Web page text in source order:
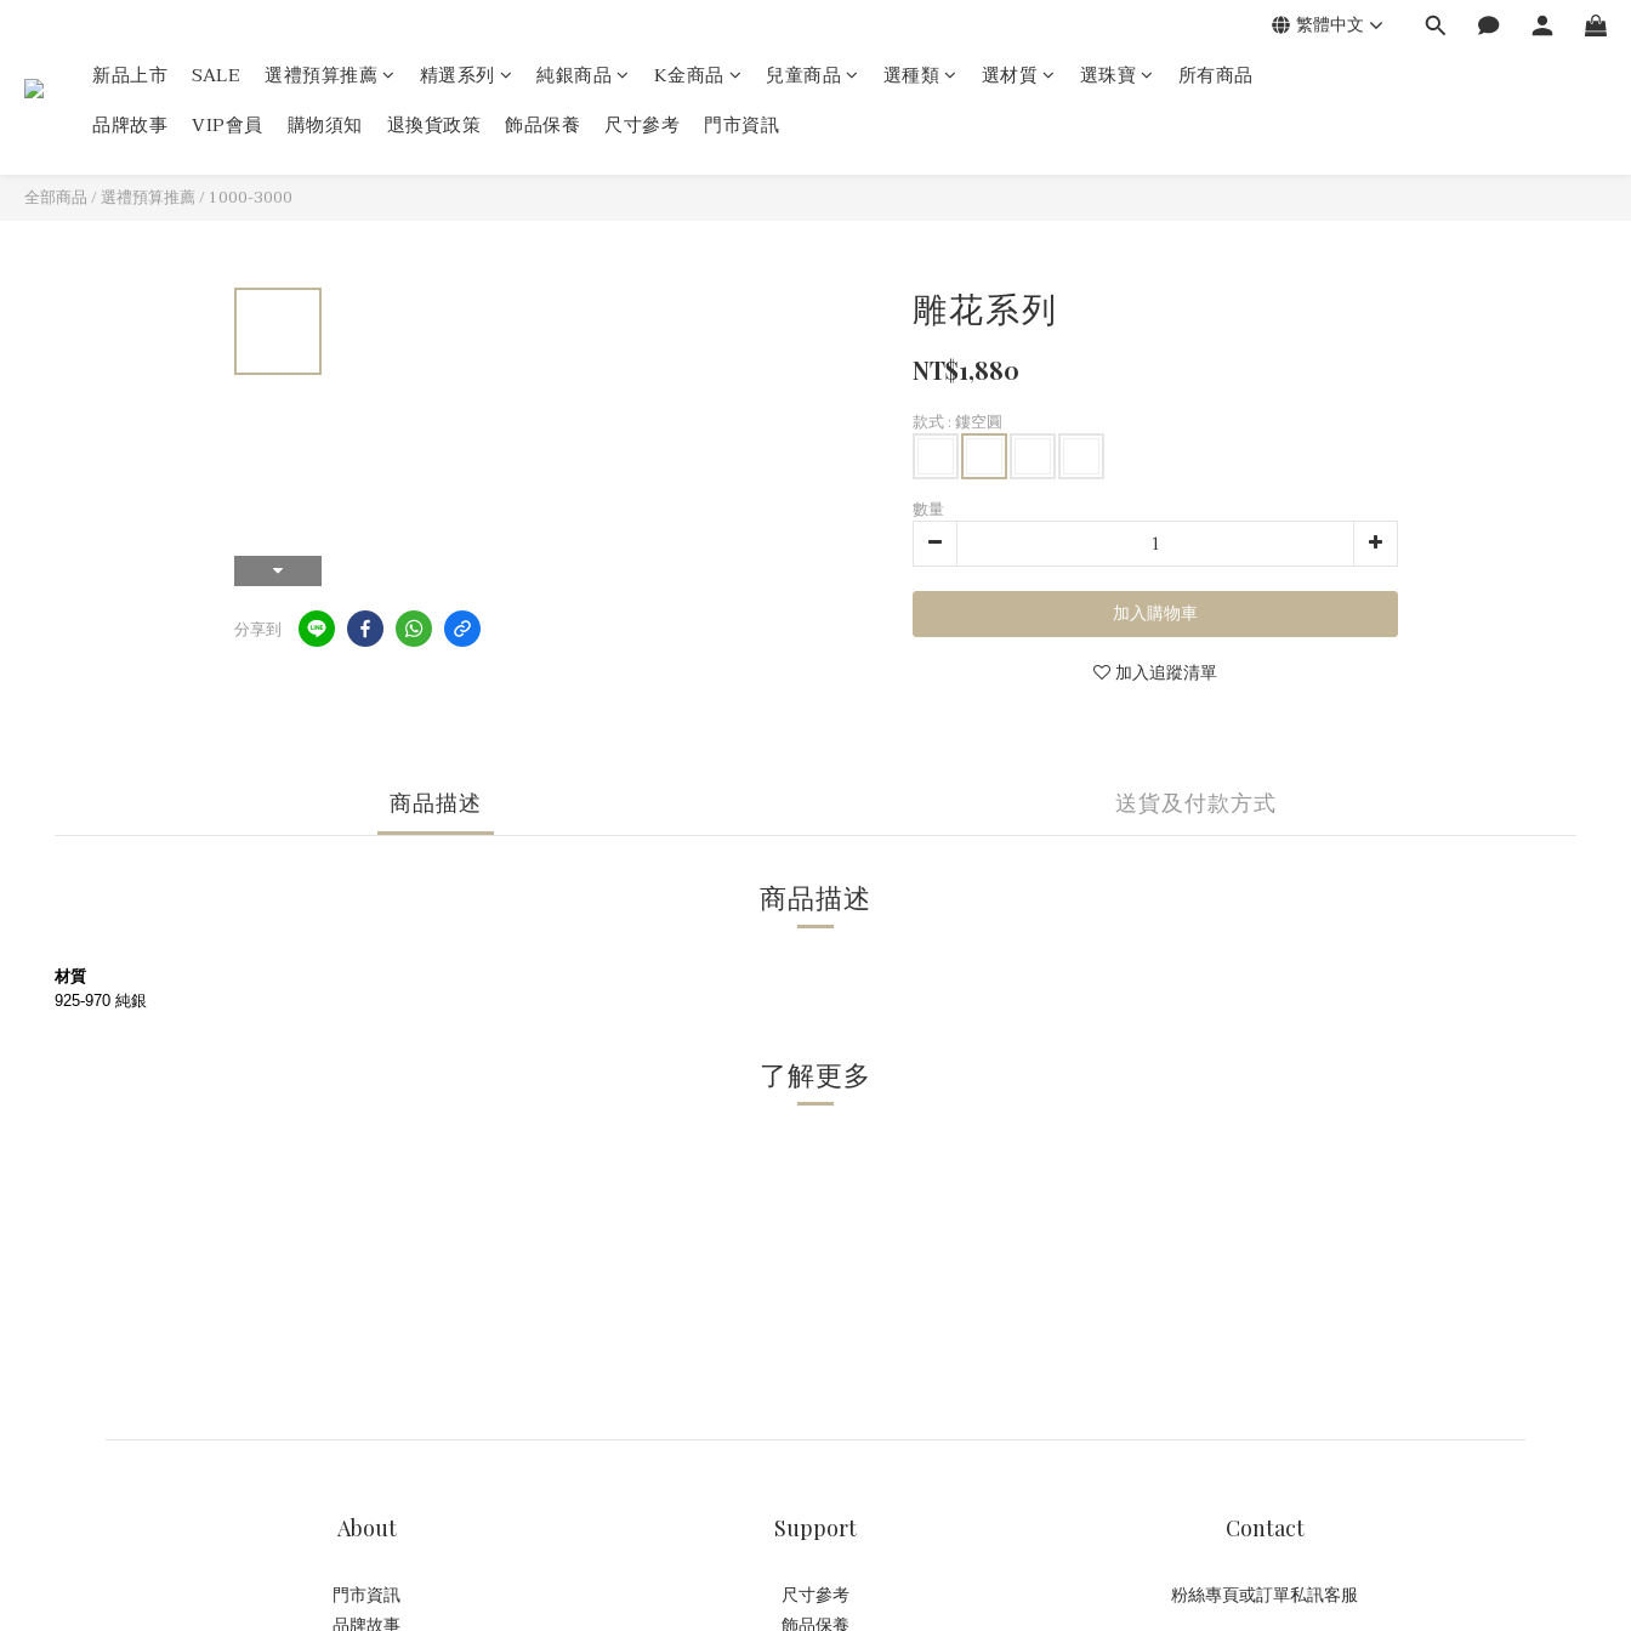
繁體中文
新品上市 SALE 選禮預算推薦 精選系列 純銀商品 K金商品 兒童商品 選種類 選材質 選珠寶
所有商品
品牌故事
VIP會員 購物須知 退換貨政策 飾品保養 尺寸參考 門市資訊
全部商品/選禮預算推薦/ 1000-3000
分享到
雕花系列
NT$1,880
款式: 鏤空圓
數量
加入購物車
加入追蹤清單
商品描述 送貨及付款方式
商品描述
材質
925-970 純銀
了解更多
About
門市資訊
Support
尺寸參考
Contact
粉絲專頁或訂單私訊客服